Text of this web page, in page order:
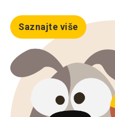
Saznajte više